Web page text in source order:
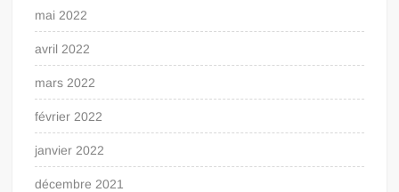
mai 2022
avril 2022
mars 2022
février 2022
janvier 2022
décembre 2021